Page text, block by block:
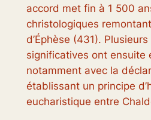
accord met fin à 1 500
christologiques
d’Éphèse (431).
significatives ont ensuite
notamment avec la
établissant un principe
eucharistique entre